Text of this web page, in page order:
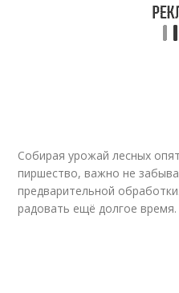
Собирая урожай лесных
пиршество, важно не
предварительной
радовать ещё долгое время.